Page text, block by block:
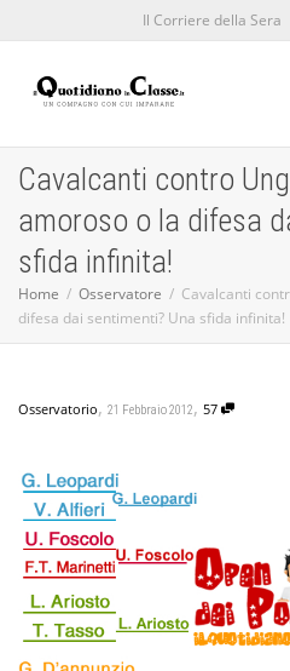
Il Corriere della Sera
Cavalcanti contro
amoroso o la difesa
sfida infinita!
Home Osservatore
Cavalcanti
difesa dai sentimenti? Una sfida infinita!
Osservatorio, 21 Febbraio 2012, 57